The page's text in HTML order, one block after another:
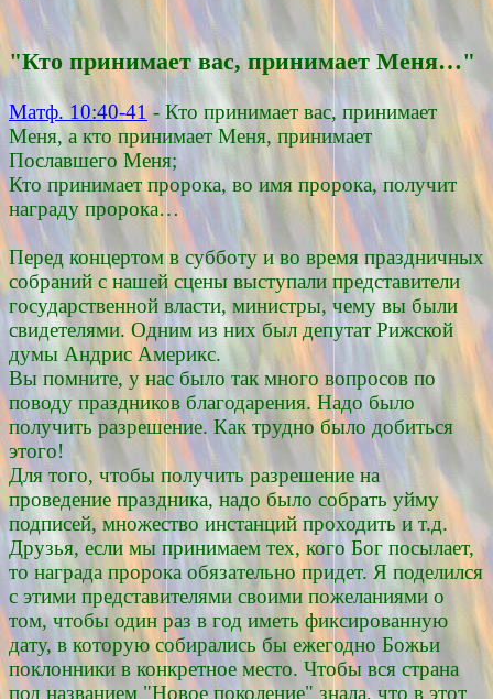
"Кто принимает вас, принимает Меня…"
Матф. 10:40-41 - Кто принимает вас, принимает
Меня, а кто принимает Меня, принимает
Пославшего Меня;
Кто принимает пророка, во имя пророка, получит
награду пророка…
Перед концертом в субботу и во время праздничных
собраний с нашей сцены выступали представители
государственной власти, министры, чему вы были
свидетелями. Одним из них был депутат Рижской
думы Андрис Америкс.
Вы помните, у нас было так много вопросов по
поводу праздников благодарения. Надо было
получить разрешение. Как трудно было добиться
этого!
Для того, чтобы получить разрешение на
проведение праздника, надо было собрать уйму
подписей, множество инстанций проходить и т.д.
Друзья, если мы принимаем тех, кого Бог посылает,
то награда пророка обязательно придет. Я поделился
с этими представителями своими пожеланиями о
том, чтобы один раз в год иметь фиксированную
дату, в которую собирались бы ежегодно Божьи
поклонники в конкретное место. Чтобы вся страна
под названием "Новое поколение" знала, что в этот